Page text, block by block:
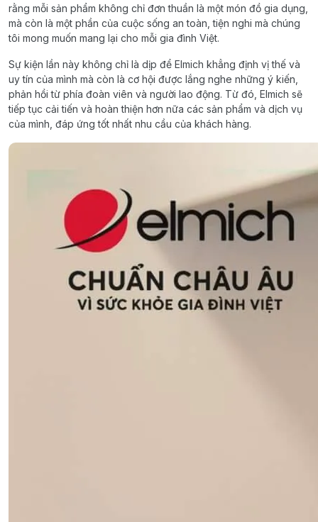
rằng mỗi sản phẩm không chỉ đơn thuần là một món đồ gia dụng,
mà còn là một phần của cuộc sống an toàn, tiện nghi mà chúng
tôi mong muốn mang lại cho mỗi gia đình Việt.
Sự kiện lần này không chỉ là dịp để Elmich khẳng định vị thế và
uy tín của mình mà còn là cơ hội được lắng nghe những ý kiến,
phản hồi từ phía đoàn viên và người lao động. Từ đó, Elmich sẽ
tiếp tục cải tiến và hoàn thiện hơn nữa các sản phẩm và dịch vụ
của mình, đáp ứng tốt nhất nhu cầu của khách hàng.